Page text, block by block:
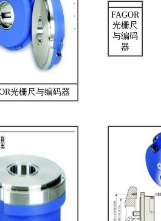
光栅尺与编码器
FAGOR
光栅尺
与编码
器